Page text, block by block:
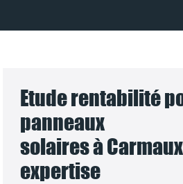
Etude rentabilité
panneaux
solaires à
expertise